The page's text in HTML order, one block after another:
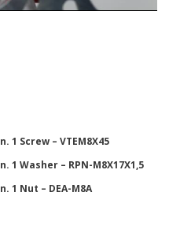
n. 1 Screw – VTEM8X45
n. 1 Washer – RPN-M8X17X1,5
n. 1 Nut – DEA-M8A